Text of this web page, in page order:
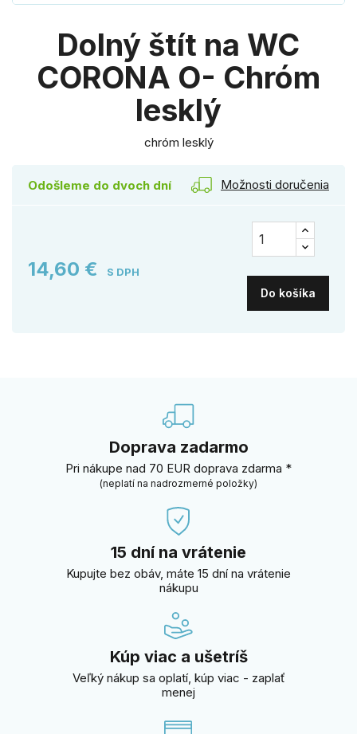
Dolný štít na WC
CORONA O- Chróm
lesklý
chróm lesklý
Odošleme do dvoch dní Možnosti doručenia
14,60 € S DPH
Do košíka
Doprava zadarmo
Pri nákupe nad 70 EUR doprava zdarma *
(neplatí na nadrozmerné položky)
15 dní na vrátenie
Kupujte bez obáv, máte 15 dní na vrátenie
nákupu
Kúp viac a ušetríš
Veľký nákup sa oplatí, kúp viac - zaplať
menej